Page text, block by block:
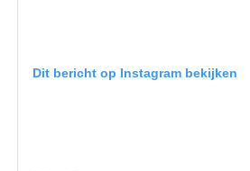
Dit bericht op Instagram bekijken